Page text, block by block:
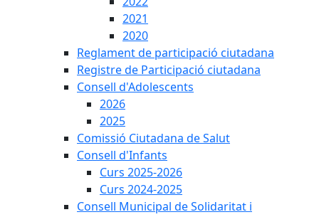
2021
2020
Reglament de participació ciutadana
Registre de Participació ciutadana
Consell d'Adolescents
2026
2025
Comissió Ciutadana de Salut
Consell d'Infants
Curs 2025-2026
Curs 2024-2025
Consell Municipal de Solidaritat i